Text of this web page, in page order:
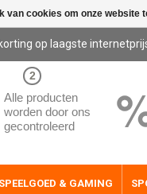
korting op laagste
2
Alle producten
worden door ons
gecontroleerd
SPEELGOED & GAMING
van cookies om onze website